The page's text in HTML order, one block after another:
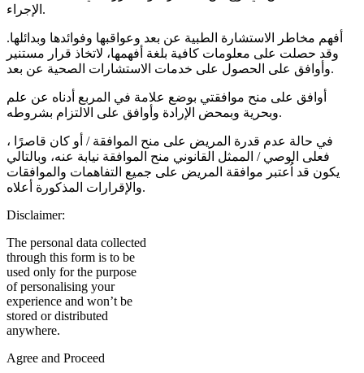
الإجراء.
أفهم مخاطر الاستشارة الطبية عن بعد وعواقبها وفوائدها وبدائلها.
وقد حصلت على معلومات كافية بلغة أفهمها، لاتخاذ قرار مستنير
وأوافق على الحصول على خدمات الاستشارات الصحية عن بعد.
أوافق على منح موافقتي بوضع علامة في المربع أدناه عن علم
وبحرية وبمحض الإرادة وأوافق على الالتزام بشروطه.
في حالة عدم قدرة المريض على منح الموافقة / أو كان قاصرًا ،
فعلى الوصي / الممثل القانوني منح الموافقة نيابة عنه، وبالتالي
يكون قد اُعتبر موافقة المريض على جميع التفاهمات والموافقات
والإقرارات المذكورة أعلاه.
Disclaimer:
The personal data collected
through this form is to be
used only for the purpose
of personalising your
experience and won’t be
stored or distributed
anywhere.
Agree and Proceed